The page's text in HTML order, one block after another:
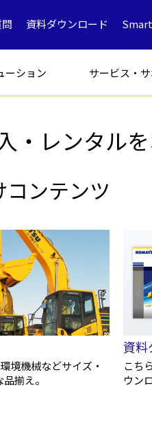
資料ダウンロード
フト
鉱山採石
除雪
機 ミニショベル
ンプ 環境リサイクル
一覧
ーション サービス・
・レンタル
ンテンツ
境機械などサイズ・
揃え。
資料
こち
ウン